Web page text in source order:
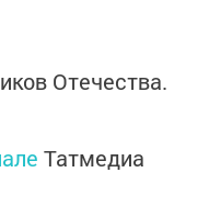
Отечества.
Татмедиа